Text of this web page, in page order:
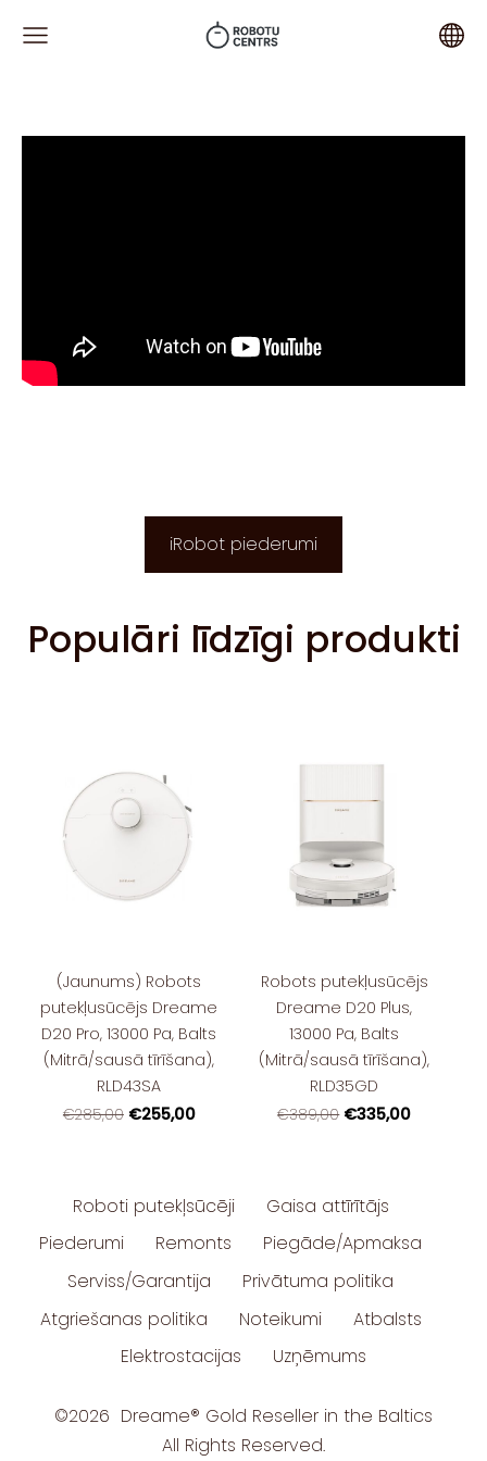
iRobot piederumi
Populāri līdzīgi produkti
(Jaunums) Robots
putekļusūcējs Dreame
D20 Pro, 13000 Pa, Balts
(Mitrā/sausā tīrīšana),
RLD43SA
€285,00 €255,00
Robots putekļusūcējs
Dreame D20 Plus,
13000 Pa, Balts
(Mitrā/sausā tīrīšana),
RLD35GD
€389,00 €335,00
Roboti putekļsūcēji
Gaisa attīrītājs
Piederumi
Remonts
Piegāde/Apmaksa
Serviss/Garantija
Privātuma politika
Atgriešanas politika
Noteikumi
Atbalsts
Elektrostacijas
Uzņēmums
©2026 Dreame® Gold Reseller in the Baltics
All Rights Reserved.